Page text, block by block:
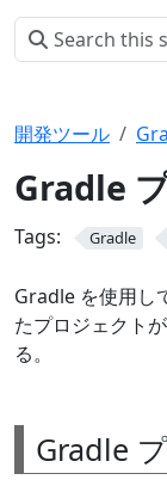
開発ツール
Gradle
Tags: Gradle
Gradle を使用し
たプロジェクト
る。
Gradle